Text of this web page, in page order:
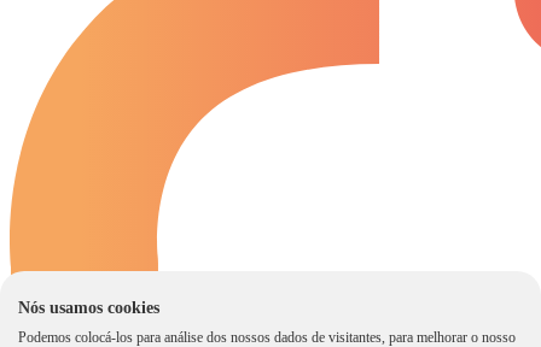
Nós usamos cookies
Podemos colocá-los para análise dos nossos dados de visitantes, para melhorar o nosso